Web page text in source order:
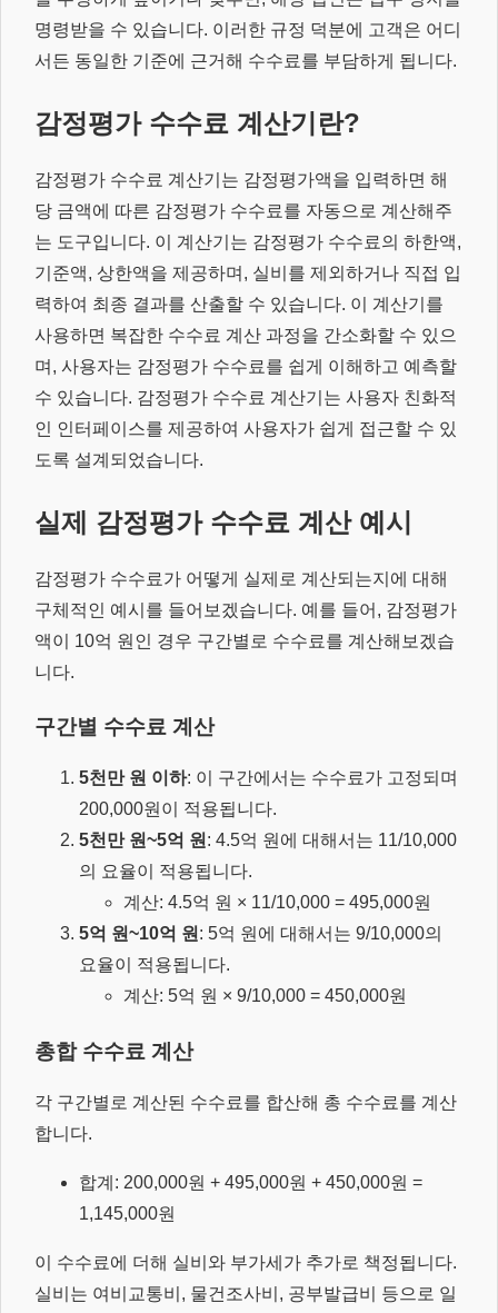
명령받을 수 있습니다. 이러한 규정 덕분에 고객은 어디
서든 동일한 기준에 근거해 수수료를 부담하게 됩니다.
감정평가 수수료 계산기란?
감정평가 수수료 계산기는 감정평가액을 입력하면 해
당 금액에 따른 감정평가 수수료를 자동으로 계산해주
는 도구입니다. 이 계산기는 감정평가 수수료의 하한액,
기준액, 상한액을 제공하며, 실비를 제외하거나 직접 입
력하여 최종 결과를 산출할 수 있습니다. 이 계산기를
사용하면 복잡한 수수료 계산 과정을 간소화할 수 있으
며, 사용자는 감정평가 수수료를 쉽게 이해하고 예측할
수 있습니다. 감정평가 수수료 계산기는 사용자 친화적
인 인터페이스를 제공하여 사용자가 쉽게 접근할 수 있
도록 설계되었습니다.
실제 감정평가 수수료 계산 예시
감정평가 수수료가 어떻게 실제로 계산되는지에 대해
구체적인 예시를 들어보겠습니다. 예를 들어, 감정평가
액이 10억 원인 경우 구간별로 수수료를 계산해보겠습
니다.
구간별 수수료 계산
5천만 원 이하: 이 구간에서는 수수료가 고정되며
200,000원이 적용됩니다.
5천만 원~5억 원 : 4.5억 원에 대해서는 11/10,000
의 요율이 적용됩니다.
계산: 4.5억 원 × 11/10,000 = 495,000원
5억 원~10억 원 : 5억 원에 대해서는 9/10,000의
요율이 적용됩니다.
계산: 5억 원 × 9/10,000 = 450,000원
총합 수수료 계산
각 구간별로 계산된 수수료를 합산해 총 수수료를 계산
합니다.
합계: 200,000원 + 495,000원 + 450,000원 =
1,145,000원
이 수수료에 더해 실비와 부가세가 추가로 책정됩니다.
실비는 여비교통비, 물건조사비, 공부발급비 등으로 일